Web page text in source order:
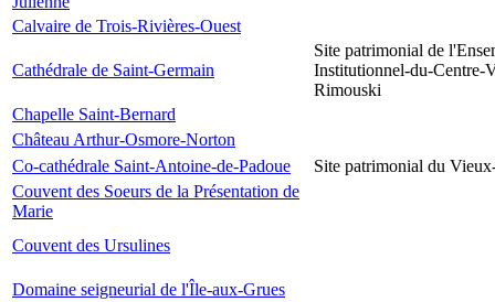
Calvaire de Trois-Rivières-Ouest
Cathédrale de Saint-Germain
Site patrimonial de
Institutionnel-du-Centre-
Rimouski
Chapelle Saint-Bernard
Château Arthur-Osmore-Norton
Co-cathédrale Saint-Antoine-de-Padoue
Site patrimonial du
Couvent des Soeurs de la Présentation de
Marie
Couvent des Ursulines
Domaine seigneurial de l'Île-aux-Grues